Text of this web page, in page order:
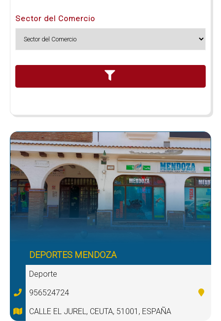
Sector del Comercio
DEPORTES MENDOZA
Deporte
956524724
CALLE EL JUREL, CEUTA, 51001, ESPAÑA